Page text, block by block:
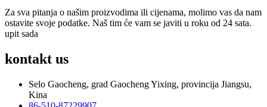
Za sva pitanja o našim proizvodima ili cijenama, molimo vas da nam
ostavite svoje podatke. Naš tim će vam se javiti u roku od 24 sata.
upit sada
kontakt us
Selo Gaocheng, grad Gaocheng Yixing, provincija Jiangsu,
Kina